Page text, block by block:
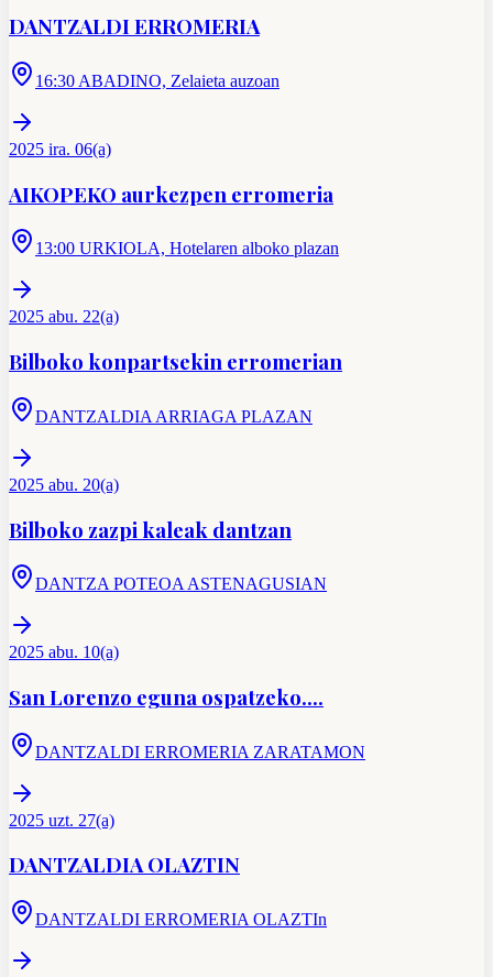
DANTZALDI ERROMERIA
16:30 ABADINO, Zelaieta auzoan
2025 ira. 06(a)
AIKOPEKO aurkezpen erromeria
13:00 URKIOLA, Hotelaren alboko plazan
2025 abu. 22(a)
Bilboko konpartsekin erromerian
DANTZALDIA ARRIAGA PLAZAN
2025 abu. 20(a)
Bilboko zazpi kaleak dantzan
DANTZA POTEOA ASTENAGUSIAN
2025 abu. 10(a)
San Lorenzo eguna ospatzeko....
DANTZALDI ERROMERIA ZARATAMON
2025 uzt. 27(a)
DANTZALDIA OLAZTIN
DANTZALDI ERROMERIA OLAZTIn